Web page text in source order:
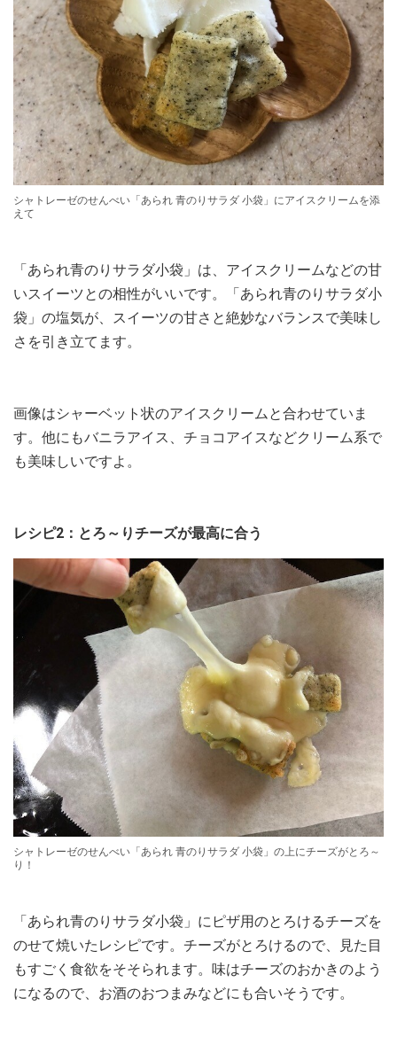
シャトレーゼのせんべい「あられ 青のりサラダ 小袋」にアイスクリームを添
えて
「あられ青のりサラダ小袋」は、アイスクリームなどの甘
いスイーツとの相性がいいです。「あられ青のりサラダ小
袋」の塩気が、スイーツの甘さと絶妙なバランスで美味し
さを引き立てます。
画像はシャーベット状のアイスクリームと合わせていま
す。他にもバニラアイス、チョコアイスなどクリーム系で
も美味しいですよ。
レシピ2：とろ～りチーズが最高に合う
シャトレーゼのせんべい「あられ 青のりサラダ 小袋」の上にチーズがとろ～
り！
「あられ青のりサラダ小袋」にピザ用のとろけるチーズを
のせて焼いたレシピです。チーズがとろけるので、見た目
もすごく食欲をそそられます。味はチーズのおかきのよう
になるので、お酒のおつまみなどにも合いそうです。